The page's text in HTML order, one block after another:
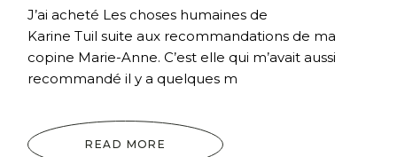
J’ai acheté Les choses humaines de
Karine Tuil suite aux recommandations de ma
copine Marie-Anne. C’est elle qui m’avait aussi
recommandé il y a quelques m
READ MORE